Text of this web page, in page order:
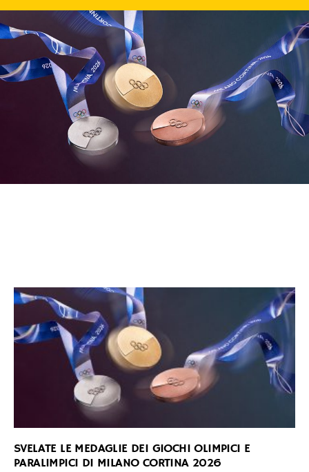
SVELATE LE MEDAGLIE DEI GIOCHI OLIMPICI E
PARALIMPICI DI MILANO CORTINA 2026